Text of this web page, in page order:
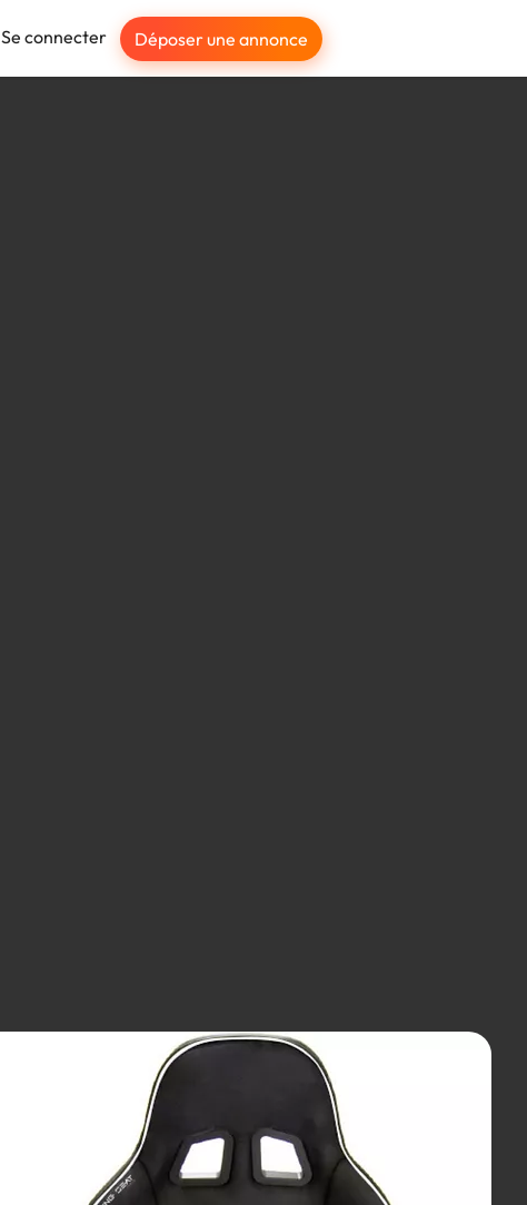
Se connecter Déposer une annonce